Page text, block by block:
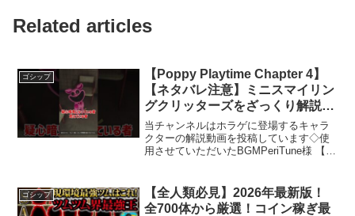
Related articles
ゴシップ
【Poppy Playtime Chapter 4】
【ネタバレ注意】ミニスマイリン
グクリッターズをざっくり解説
【ホラゲ】 #Shorts
当チャンネルはホラゲに登場するキャラ
クターの解説動画を投稿しています◇使
用させていただいたBGMPeriTune様 【バ
ち「ミニスマイリングクリッターズ」
は、ユ...
ゴシップ
【全人類必見】2026年最新版！
全700体から厳選！コイン稼ぎ最